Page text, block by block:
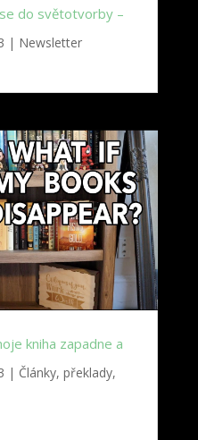
do světotvorby –
| Newsletter
kniha zapadne a
| Články, překlady,